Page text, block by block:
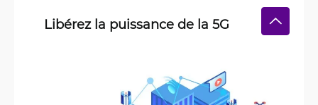
Libérez la puissance de la 5G